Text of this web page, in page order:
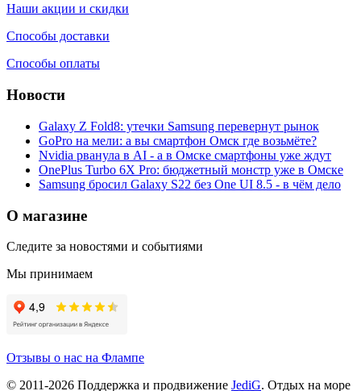
Наши акции и скидки
Способы доставки
Способы оплаты
Новости
Galaxy Z Fold8: утечки Samsung перевернут рынок
GoPro на мели: а вы смартфон Омск где возьмёте?
Nvidia рванула в AI - а в Омске смартфоны уже ждут
OnePlus Turbo 6X Pro: бюджетный монстр уже в Омске
Samsung бросил Galaxy S22 без One UI 8.5 - в чём дело
О магазине
Следите за новостями и событиями
Мы принимаем
Отзывы о нас на Флампе
© 2011-2026 Поддержка и продвижение JediG. Отдых на море